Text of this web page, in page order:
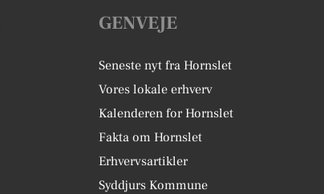
GENVEJE
Seneste nyt fra Hornslet
Vores lokale erhverv
Kalenderen for Hornslet
Fakta om Hornslet
Erhvervsartikler
Syddjurs Kommune